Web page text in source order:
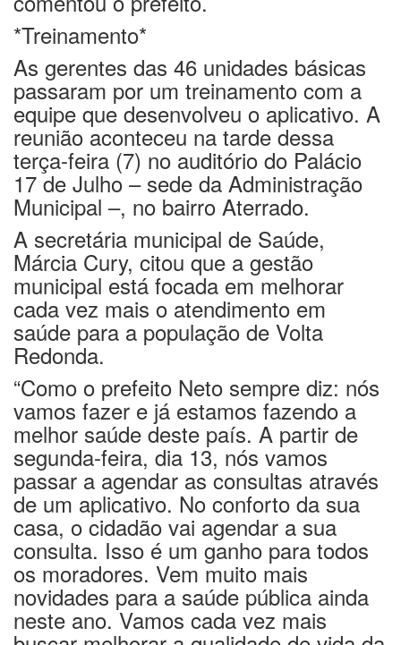
*Treinamento*
As gerentes das 46 unidades básicas
passaram por um treinamento com a
equipe que desenvolveu o aplicativo. A
reunião aconteceu na tarde dessa
terça-feira (7) no auditório do Palácio
17 de Julho – sede da Administração
Municipal –, no bairro Aterrado.
A secretária municipal de Saúde,
Márcia Cury, citou que a gestão
municipal está focada em melhorar
cada vez mais o atendimento em
saúde para a população de Volta
Redonda.
“Como o prefeito Neto sempre diz: nós
vamos fazer e já estamos fazendo a
melhor saúde deste país. A partir de
segunda-feira, dia 13, nós vamos
passar a agendar as consultas através
de um aplicativo. No conforto da sua
casa, o cidadão vai agendar a sua
consulta. Isso é um ganho para todos
os moradores. Vem muito mais
novidades para a saúde pública ainda
neste ano. Vamos cada vez mais